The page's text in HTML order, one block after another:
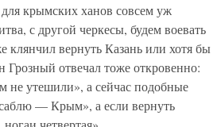
крымских ханов совсем уж
с другой черкесы, будем воевать
клянчил вернуть Казань или хотя бы
отвечал тоже откровенно:
не утешили», а сейчас подобные
— Крым», а если вернуть